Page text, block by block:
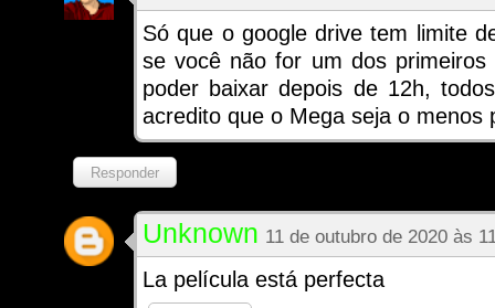
Só que o google drive tem limite
se você não for um dos
poder baixar depois de 12h,
acredito que o Mega seja o menos
Responder
Unknown 11 de outubro de 2020 às
La película está perfecta